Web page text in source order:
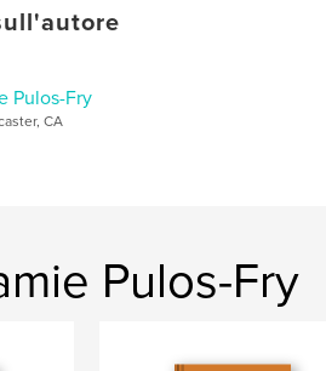
Pulos-Fry
CA
Pulos-Fry